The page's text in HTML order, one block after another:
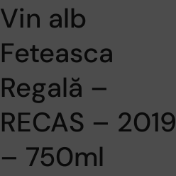
Vin alb
Feteasca
Regală –
RECAS – 2019
– 750ml